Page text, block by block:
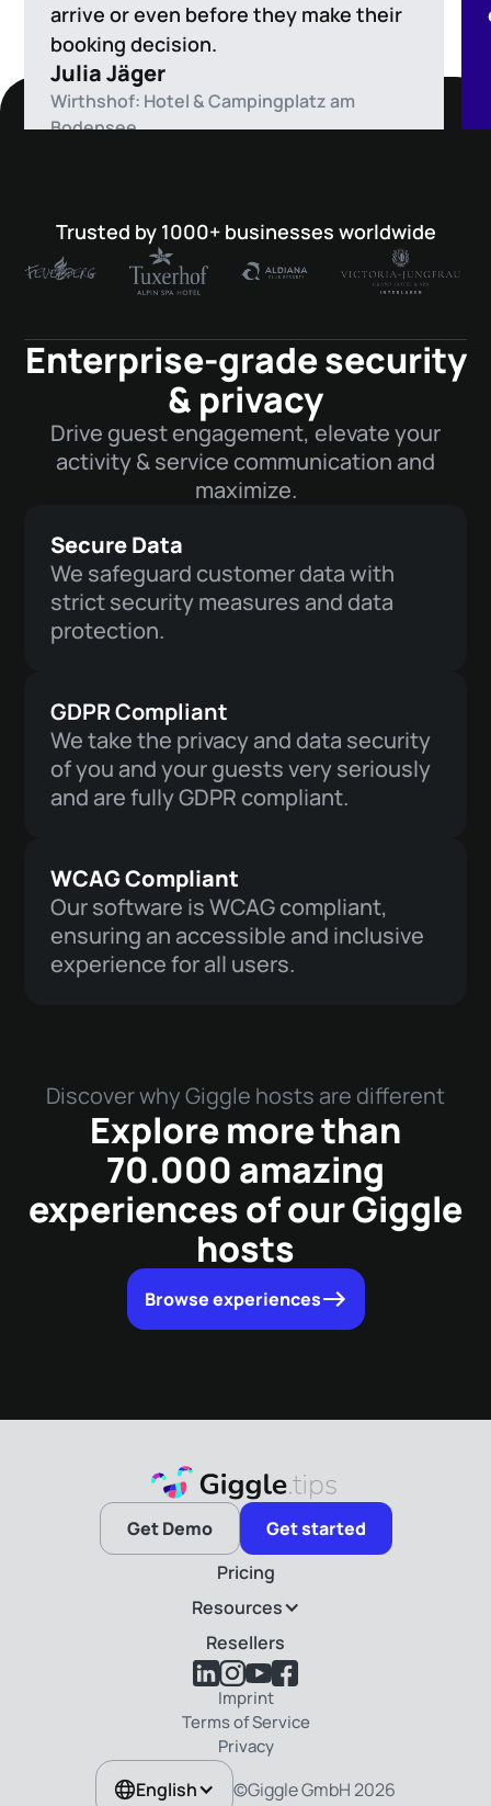
arrive or even before they make their
booking decision.
Julia Jäger
Wirthshof: Hotel & Campingplatz am
Bodensee
Trusted by 1000+ businesses worldwide
Enterprise-grade security
& privacy
Drive guest engagement, elevate your
activity & service communication and
maximize.
Secure Data
We safeguard customer data with
strict security measures and data
protection.
GDPR Compliant
We take the privacy and data security
of you and your guests very seriously
and are fully GDPR compliant.
WCAG Compliant
Our software is WCAG compliant,
ensuring an accessible and inclusive
experience for all users.
Discover why Giggle hosts are different
Explore more than
70.000 amazing
experiences of our Giggle
hosts
Browse experiences
Pricing
Resources
Resellers
Get Demo Get started
English ©Giggle GmbH2026
Imprint
Terms of Service
Privacy